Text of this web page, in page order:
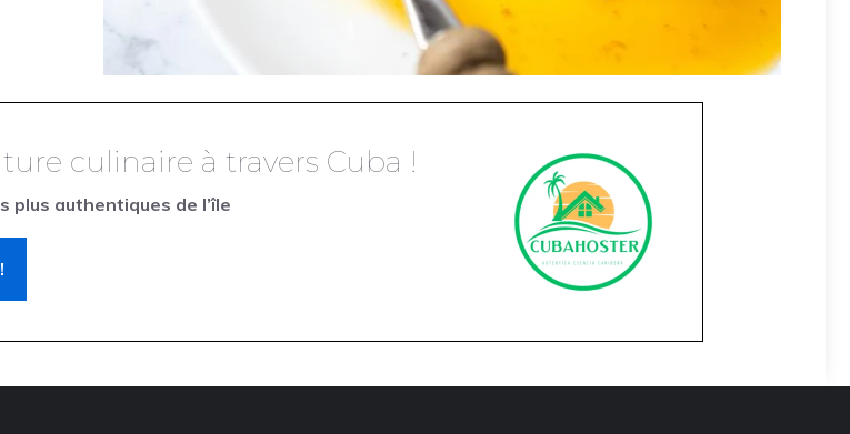
culinaire à travers Cuba !
plus authentiques de l’île